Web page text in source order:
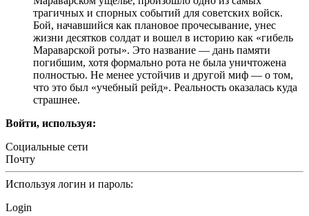
трагичных и спорных событий для советских войск.
Бой, начавшийся как плановое прочесывание, унес
жизни десятков солдат и вошел в историю как «гибель
Мараварской роты». Это название — дань памяти
погибшим, хотя формально рота не была уничтожена
полностью. Не менее устойчив и другой миф — о том,
что это был «учебный рейд». Реальность оказалась куда
страшнее.
Войти, используя:
Социальные сети
Почту
Используя логин и пароль:
Login